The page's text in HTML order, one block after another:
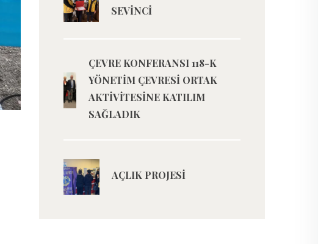
SEVİNCİ
ÇEVRE KONFERANSI 118-K
YÖNETİM ÇEVRESİ ORTAK
AKTİVİTESİNE KATILIM
SAĞLADIK
AÇLIK PROJESİ